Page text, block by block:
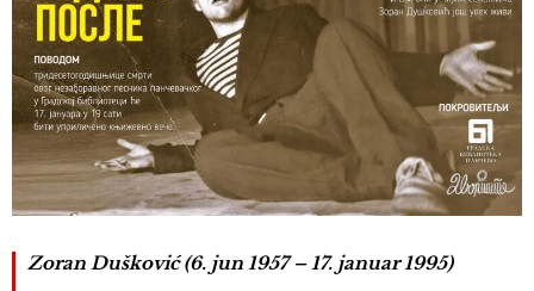
Zoran Dušković (6. jun 1957 – 17. januar 1995)